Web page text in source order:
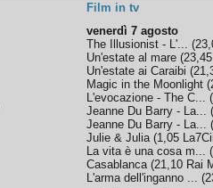
Film in tv
venerdì 7 agosto
The Illusionist - L'... (
Un'estate al mare (23,45
Un'estate ai Caraibi (
Magic in the Moonlight (
L'evocazione - The C... (
Jeanne Du Barry - La...
Jeanne Du Barry - La...
Julie & Julia(1,05
La vita è una cosa m... (
Casablanca(21,10 Rai
L'arma dell'inganno ... (